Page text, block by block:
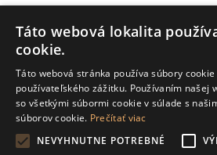
© 2026
Táto webová lokalita
cookie.
Táto webová stránka používa súbory
používateľského zážitku. Používaním našej
so všetkými súbormi cookie v súlade s
súborov cookie. Prečítať viac
NEVYHNUTNE POTREBNÉ